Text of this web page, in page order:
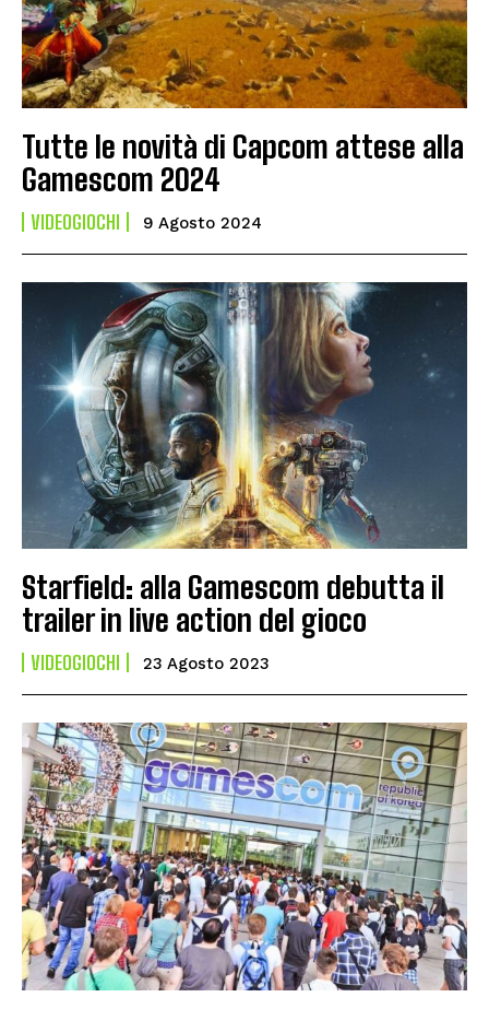
Tutte le novità di Capcom attese alla
Gamescom 2024
VIDEOGIOCHI 9 Agosto 2024
Starfield: alla Gamescom debutta il
trailer in live action del gioco
VIDEOGIOCHI 23 Agosto 2023